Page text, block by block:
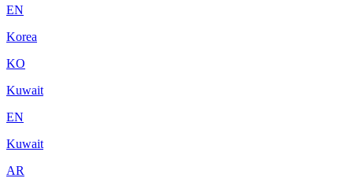
EN
Korea
KO
Kuwait
EN
Kuwait
AR